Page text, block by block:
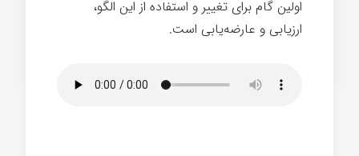
اولین گام برای تغییر و استفاده از این الگو،
ارزیابی و عارضه‌یابی است.